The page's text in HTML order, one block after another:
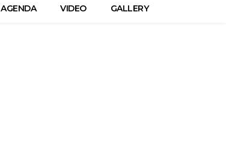
AGENDA VIDEO GALLERY